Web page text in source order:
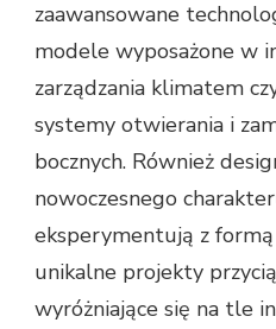
zaawansowane
modele wyposażone w
zarządzania klimatem
systemy otwierania i
bocznych. Również
nowoczesnego
eksperymentują z
unikalne projekty
wyróżniające się na tle